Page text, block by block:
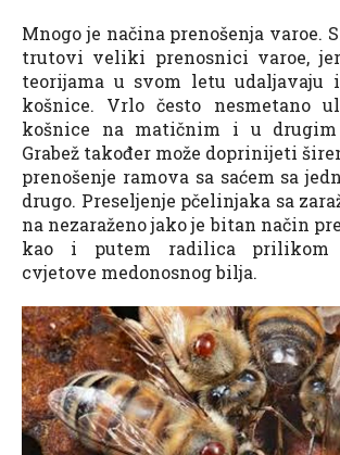
Mnogo je načina prenošenja varoe.
trutovi veliki prenosnici varoe,
teorijama u svom letu udaljavaju
košnice. Vrlo često nesmetano
košnice na matičnim i u drugim
Grabež također može doprinijeti
prenošenje ramova sa saćem sa
drugo. Preseljenje pčelinjaka sa
na nezaraženo jako je bitan način
kao i putem radilica prilikom
cvjetove medonosnog bilja.